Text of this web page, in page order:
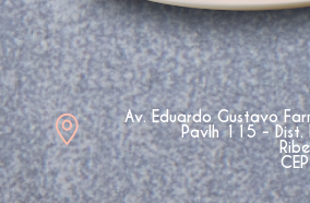
Av. Eduardo Gustavo
Pavlh 115 - Dist.